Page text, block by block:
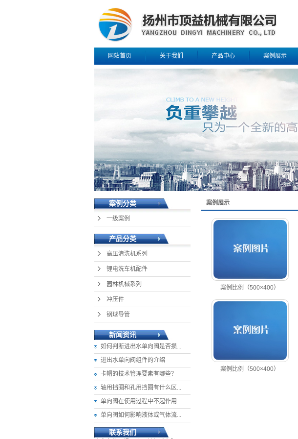
网站首页 关于我们 产品中心
高压清洗机系列
园林机械系列
冲压件
案例展示
案例分类
一级案例
产品分类
高压清洗机系列
锂电洗车机配件
园林机械系列
冲压件
钢球导管
新闻资讯
如何判断进出水单向阀是否损...
进出水单向阀组件的介绍
卡帽的技术管理要素有哪些？
轴用挡圈和孔用挡圈有什么区...
单向阀在使用过程中不起作用...
单向阀如何影响液体或气体流...
联系我们
案例展示
案例比例（500×400）
案例比例（500×400）